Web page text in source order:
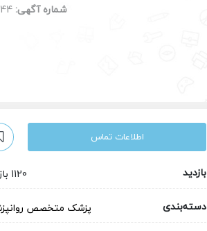
شماره آگهی:
اطلاعات تماس
بازدید
1120 بازدید
دسته‌بندی
پزشک متخصص